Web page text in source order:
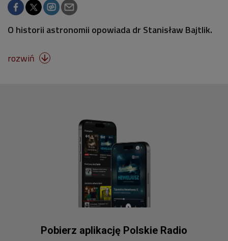
O historii astronomii opowiada dr Stanisław Bajtlik.
rozwiń 
Pobierz aplikację Polskie Radio